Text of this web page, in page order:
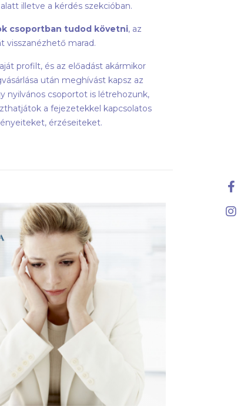
illetve a kérdés szekcióban.
csoportban tudod követni, az
visszanézhető marad.
profilt, és az előadást akármikor
után meghívást kapsz az
nyilvános csoportot is létrehozunk,
a fejezetekkel kapcsolatos
érzéseiteket.